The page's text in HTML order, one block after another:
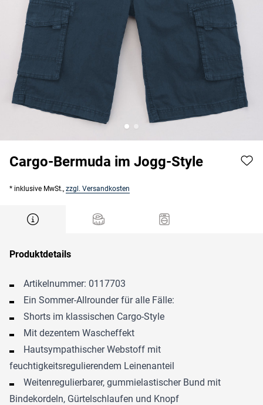
Cargo-Bermuda im Jogg-Style
* inklusive MwSt., zzgl. Versandkosten
Produktdetails
Artikelnummer: 0117703
Ein Sommer-Allrounder für alle Fälle:
Shorts im klassischen Cargo-Style
Mit dezentem Wascheffekt
Hautsympathischer Webstoff mit
feuchtigkeitsregulierendem Leinenanteil
Weitenregulierbarer, gummielastischer Bund mit
Bindekordeln, Gürtelschlaufen und Knopf